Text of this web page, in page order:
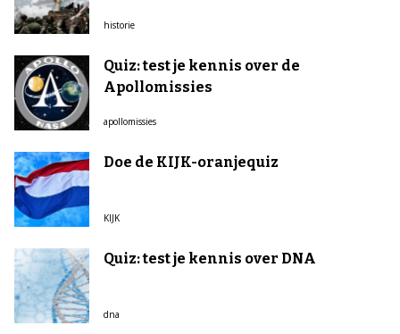
historie
Quiz: test je kennis over de
Apollomissies
apollomissies
Doe de KIJK-oranjequiz
KIJK
Quiz: test je kennis over DNA
dna